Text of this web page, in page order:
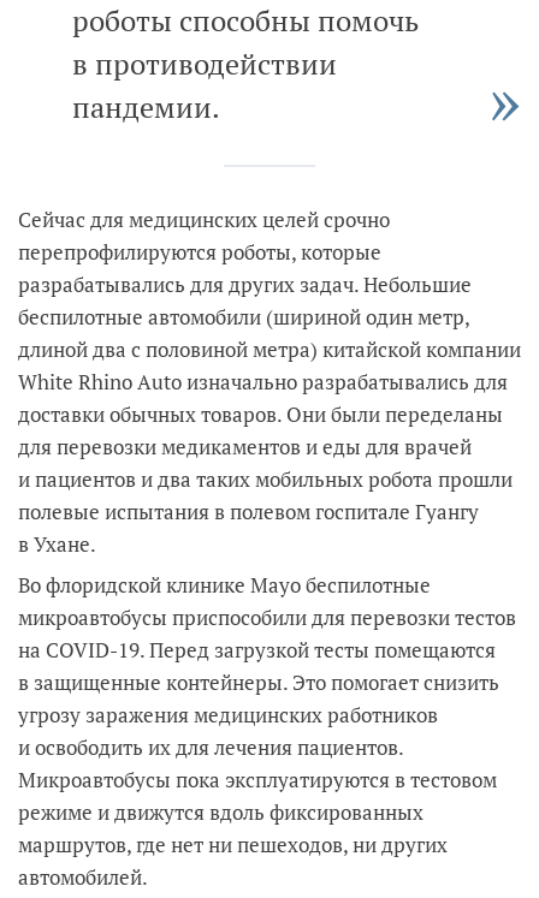
роботы способны помочь
в противодействии
пандемии.
Сейчас для медицинских целей срочно
перепрофилируются роботы, которые
разрабатывались для других задач. Небольшие
беспилотные автомобили (шириной один метр,
длиной два с половиной метра) китайской компании
White Rhino Auto изначально разрабатывались для
доставки обычных товаров. Они были переделаны
для перевозки медикаментов и еды для врачей
и пациентов и два таких мобильных робота прошли
полевые испытания в полевом госпитале Гуангу
в Ухане.
Во флоридской клинике Mayo беспилотные
микроавтобусы приспособили для перевозки тестов
на COVID-19. Перед загрузкой тесты помещаются
в защищенные контейнеры. Это помогает снизить
угрозу заражения медицинских работников
и освободить их для лечения пациентов.
Микроавтобусы пока эксплуатируются в тестовом
режиме и движутся вдоль фиксированных
маршрутов, где нет ни пешеходов, ни других
автомобилей.